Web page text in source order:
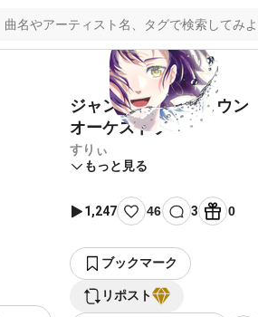
ジャンキーナイトタウン
オーケストラ
すりぃ
もっと見る
1,247 46 3 0
ブックマーク
リポスト